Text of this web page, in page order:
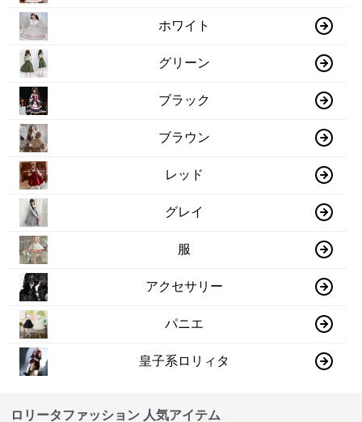
ホワイト
グリーン
ブラック
ブラウン
レッド
グレイ
服
アクセサリー
パニエ
皇子系ロリィタ
ロリータファッション 人気アイテム